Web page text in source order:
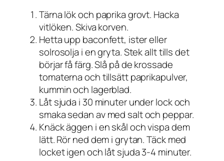
Tärna lök och paprika grovt. Hacka
vitlöken. Skiva korven.
Hetta upp baconfett, ister eller
solrosolja i en gryta. Stek allt tills det
börjar få färg. Slå på de krossade
tomaterna och tillsätt paprikapulver,
kummin och lagerblad.
Låt sjuda i 30 minuter under lock och
smaka sedan av med salt och peppar.
Knäck äggen i en skål och vispa dem
lätt. Rör ned dem i grytan. Täck med
locket igen och låt sjuda 3-4 minuter.